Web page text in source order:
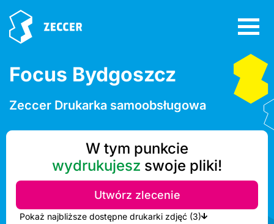
Focus Bydgoszcz
Zeccer Drukarka samoobsługowa
W tym punkcie
wydrukujesz swoje pliki!
Utwórz zlecenie
Pokaż najbliższe dostępne drukarki zdjęć (3)